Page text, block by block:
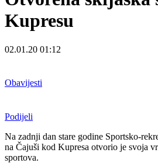
Kupresu
02.01.20 01:12
Obavijesti
Podijeli
Na zadnji dan stare godine Sportsko-
na Čajuši kod Kupresa otvorio je svoja
sportova.